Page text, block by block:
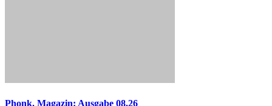
Phonk. Magazin: Ausgabe 08.26